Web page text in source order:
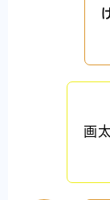
画